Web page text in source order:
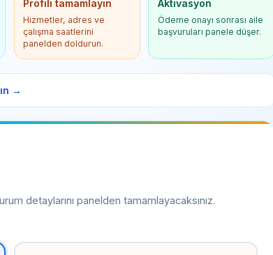
Profili tamamlayın
Hizmetler, adres ve
çalışma saatlerini
panelden doldurun.
Aktivasyon
Ödeme onayı sonrası aile
başvuruları panele düşer.
→
detaylarını panelden tamamlayacaksınız.